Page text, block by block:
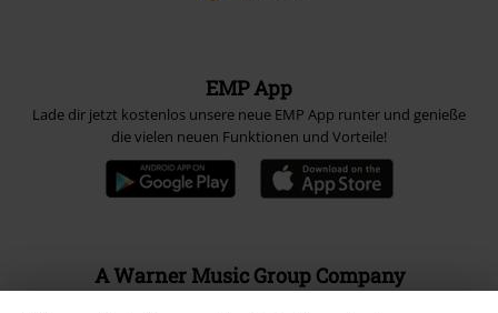
EMP App
Lade dir jetzt kostenlos unsere neue EMP App runter und genieße
die vielen neuen Funktionen und Vorteile!
A Warner Music Group Company